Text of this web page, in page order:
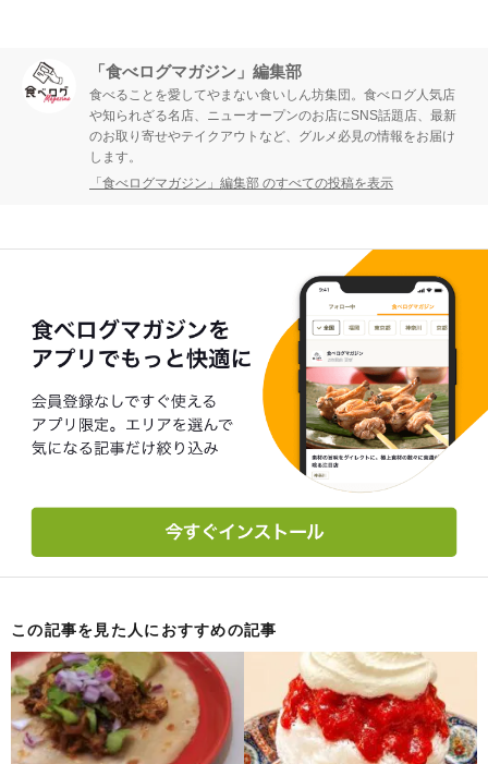
「食べログマガジン」編集部
食べることを愛してやまない食いしん坊集団。食べログ人気店
や知られざる名店、ニューオープンのお店にSNS話題店、最新
のお取り寄せやテイクアウトなど、グルメ必見の情報をお届け
します。
「食べログマガジン」編集部 のすべての投稿を表示
この記事を見た人におすすめの記事